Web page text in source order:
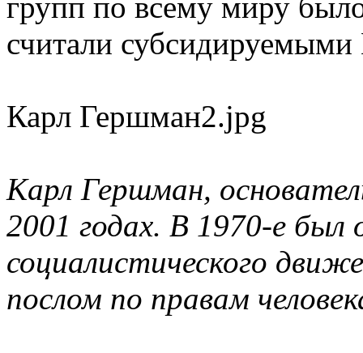
групп по всему миру
считали
Карл Гершман2.jpg
Карл Гершман,
2001 годах. В 1970-е был
социалистического
послом по правам